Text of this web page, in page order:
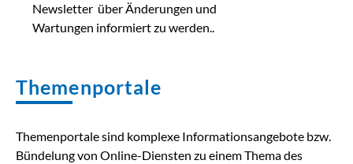
Newsletter über Änderungen und
Wartungen informiert zu werden..
Themenportale
Themenportale sind komplexe Informationsangebote bzw.
Bündelung von Online-Diensten zu einem Thema des